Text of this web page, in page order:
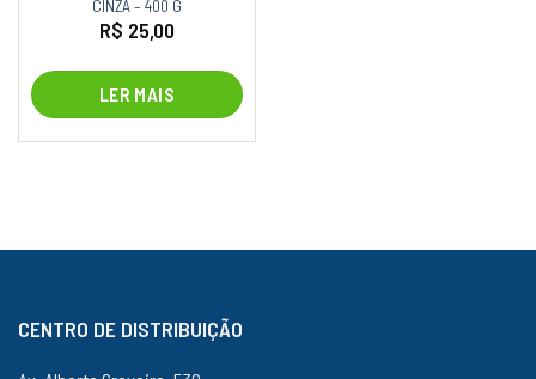
CINZA – 400 G
R$ 25,00
LER MAIS
CENTRO DE DISTRIBUIÇÃO